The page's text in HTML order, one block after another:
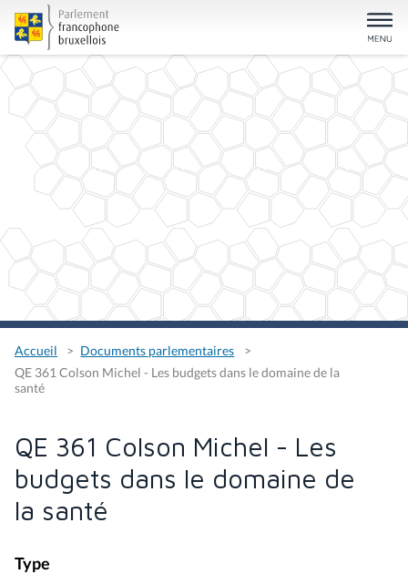
Accueil
Documents parlementaires
QE 361 Colson Michel - Les budgets dans le domaine de la
santé
QE 361 Colson Michel - Les
budgets dans le domaine de
la santé
Type